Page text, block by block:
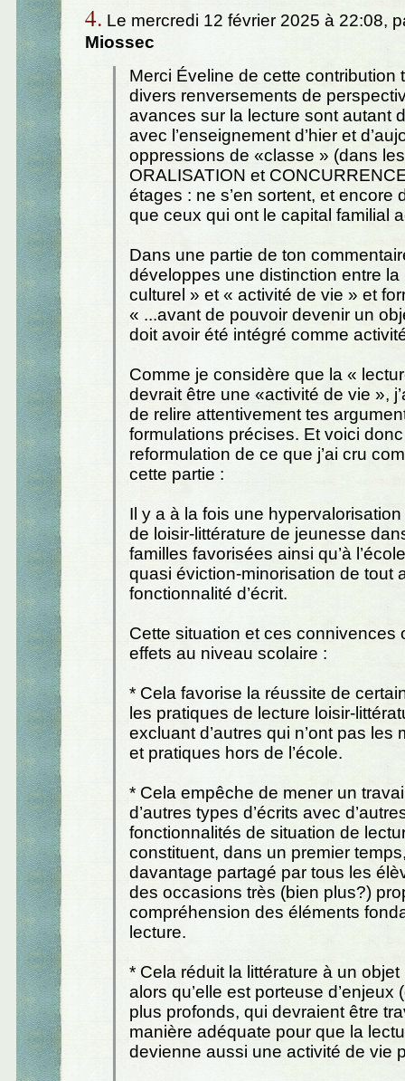
4. Le mercredi 12 février 2025 à 22:08,
Miossec
Merci Éveline de cette contribution
divers renversements de
avances sur la lecture sont autant
avec l’enseignement d’hier et
oppressions de «classe » (dans
ORALISATION et
étages : ne s’en sortent, et encore
que ceux qui ont le capital familial
Dans une partie de ton
développes une distinction entre la
culturel » et « activité de vie » et
« ...avant de pouvoir devenir un
doit avoir été intégré comme
Comme je considère que la «
devrait être une «activité de vie »,
de relire attentivement tes
formulations précises. Et voici
reformulation de ce que j’ai cru
cette partie :
Il y a à la fois une
de loisir-littérature de jeunesse
familles favorisées ainsi qu’à
quasi éviction-minorisation de tout
fonctionnalité d’écrit.
Cette situation et ces connivences
effets au niveau scolaire :
* Cela favorise la réussite de
les pratiques de lecture loisir-
excluant d’autres qui n’ont pas les
et pratiques hors de l’école.
* Cela empêche de mener un
d’autres types d’écrits avec
fonctionnalités de situation de
constituent, dans un premier
davantage partagé par tous les
des occasions très (bien plus?)
compréhension des éléments
lecture.
* Cela réduit la littérature à un
alors qu’elle est porteuse d’enjeux
plus profonds, qui devraient être
manière adéquate pour que la
devienne aussi une activité de vie